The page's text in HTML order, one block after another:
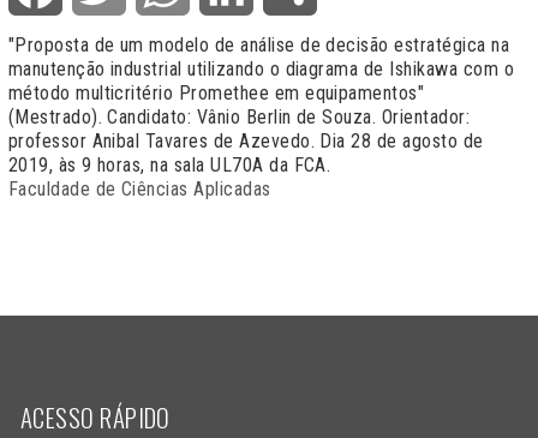
"Proposta de um modelo de análise de decisão estratégica na
manutenção industrial utilizando o diagrama de Ishikawa com o
método multicritério Promethee em equipamentos"
(Mestrado). Candidato: Vânio Berlin de Souza. Orientador:
professor Anibal Tavares de Azevedo. Dia 28 de agosto de
2019, às 9 horas, na sala UL70A da FCA.
Faculdade de Ciências Aplicadas
ACESSO RÁPIDO